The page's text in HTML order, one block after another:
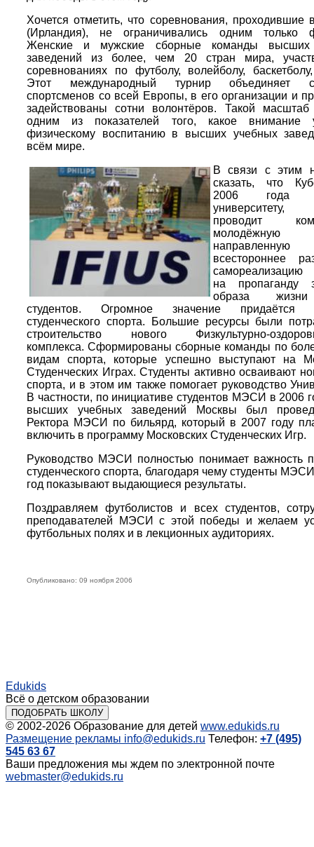
Хочется отметить, что соревнования, проходившие
(Ирландия), не ограничивались одним только
Женские и мужские сборные команды высших
заведений из более, чем 20 стран мира,
соревнованиях по футболу, волейболу,
Этот международный турнир объединяет
спортсменов со всей Европы, в его организации и
задействованы сотни волонтёров. Такой масштаб
одним из показателей того, какое внимание
физическому воспитанию в высших учебных
всём мире.
В связи с этим
сказать, что
2006 года
университету,
проводит
молодёжную
всестороннее
самореализацию
на пропаганду
образа
студентов. Огромное значение придаётся
студенческого спорта. Большие ресурсы были
строительство нового Физкультурно-
комплекса. Сформированы сборные команды по
видам спорта, которые успешно выступают на
Студенческих Играх. Студенты активно осваивают
спорта, и в этом им также помогает руководство
В частности, по инициативе студентов МЭСИ в 2006
высших учебных заведений Москвы был
Ректора МЭСИ по бильярд, который в 2007 году
включить в программу Московских Студенческих Игр.
Руководство МЭСИ полностью понимает важность
студенческого спорта, благодаря чему студенты
год показывают выдающиеся результаты.
Поздравляем футболистов и всех студентов,
преподавателей МЭСИ с этой победы и желаем
футбольных полях и в лекционных аудиториях.
Опубликовано: 09 ноября 2006
Edukids
Всё о детском образовании
ПОДОБРАТЬ ШКОЛУ
© 2002-2026 Образование для детей www.edukids.ru
Размещение рекламы info@edukids.ru Телефон: +7 (495)
545 63 67
Ваши предложения мы ждем по электронной почте
webmaster@edukids.ru